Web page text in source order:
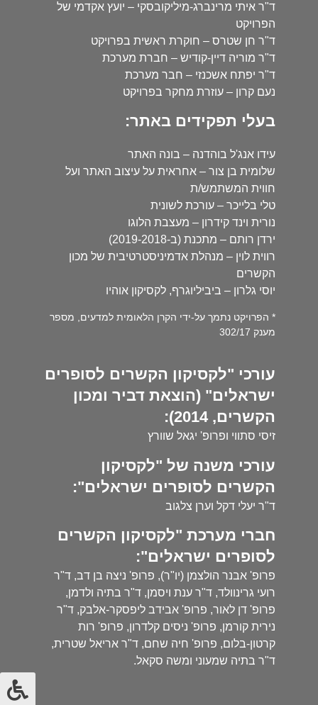
ד"ר איתי מרינברג-מיליקובסקי – יועץ אקדמי של
הפרויקט
ד"ר חן שטרס – חוקרת ראשית בפרויקט
ד"ר מוריה דיין-קודיש – חברת מערכת
ד"ר יפתח אשכנזי – חבר מערכת
נעם קרון – עוזרת מחקר בפרויקט
בעלי תפקידים באתר:
עידו אנג'ל בוהדנה – בונה האתר
שלומית בן צור – אחראית על עיצוב האתר ועל
חווית המשתמש/ת
טלי בלייכר – עורכת לשונית
נורית וינד קידרון – מעצבת הלוגו
ירדן רותם – מתכנת (ב-2019-2018)
רווית לוין – מנהלת אדמיניסטרטיבית של מכון
הקשרים
יוסי גלרון – ביביליוגרף, לקסיקון אוהיו
* הפרויקט נתמך על-ידי הקרן הלאומית למדעים, מספר
מענק 302/17
עורכי "לקסיקון הקשרים לסופרים
ישראלים" (הוצאת דביר ומכון
הקשרים, 2014):
זיסי סתווי ופרופ' יגאל שוורץ
עורכי משנה של "לקסיקון
הקשרים לסופרים ישראלים":
ד"ר יעלי דקל וערן צלגוב
חברי מערכת "לקסיקון הקשרים
לסופרים ישראלים":
פרופ' אבנר הולצמן (יו"ר), פרופ' ניצה בן דב, ד"ר
רועי גרינוולד, ד"ר ענת ויסמן, ד"ר בתיה ולדמן,
פרופ' דן לאור, פרופ' אבידב ליפסקר-אלבק, ד"ר
נירית קורמן, פרופ' ניסים קלדרון, פרופ' רות
קרטון-בלום, פרופ' חיה שחם, ד"ר אריאל שטרית,
ד"ר בתיה שמעוני ומשה סקאל.